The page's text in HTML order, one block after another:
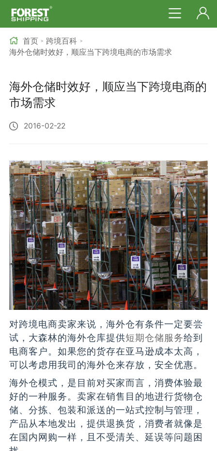
首页 > 跨境百科 >
海外仓储时效好，顺应当下跨境电商的市场需求
海外仓储时效好，顺应当下跨境电商的
市场需求
2016-02-22
对跨境电商卖家来说，海外仓有条件一定要尝
试，大森林的海外仓库提供短期仓储服务给到
电商客户。如果您的货存在亚马逊成本太高，
可以考虑用我司的海外仓来存放，安全优惠。
海外仓模式，是目前对买家而言，消费体验最
好的一种服务。卖家在销售目的地进行货物仓
储、分拣、包装和派送的一站式控制与管理，
产品从本地发出，提供退换货，消费者就像是
在国内网购一样，且不受清关、延误等问题困